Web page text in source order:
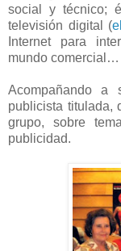
social y técnico;
televisión digital (
Internet para
mundo comercial…
Acompañando a
publicista titulada,
grupo, sobre
publicidad.